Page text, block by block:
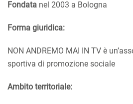
Fondata nel 2003 a Bologna
Forma giuridica:
NON ANDREMO MAI IN TV è
sportiva di promozione sociale
Ambito territoriale: